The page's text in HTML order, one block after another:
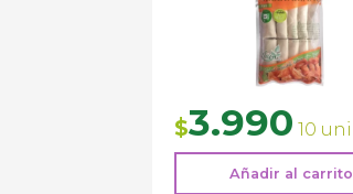
$3.990 10 uni
Añadir al carrito